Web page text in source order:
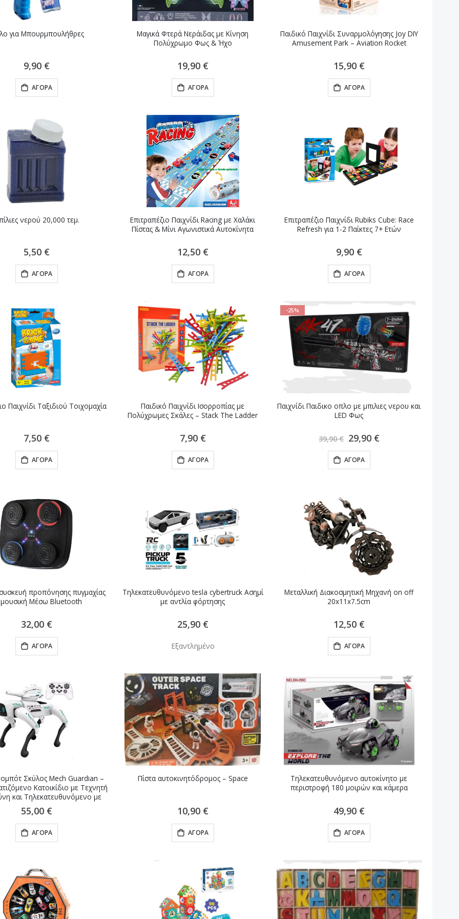
για Μπουρμπουλήθρες
9,90 €
ΑΓΟΡΆ
Μαγικά Φτερά Νεράιδας με Κίνηση
Πολύχρωμο Φως & Ήχο
19,90 €
ΑΓΟΡΆ
Παιδικό Παιχνίδι Συναρμολόγησης Joy DIY
Amusement Park – Aviation Rocket
15,90 €
ΑΓΟΡΆ
νερού 20,000 τεμ.
5,50 €
ΑΓΟΡΆ
Επιτραπέζιο Παιχνίδι Racing με Χαλάκι
Πίστας & Μίνι Αγωνιστικά Αυτοκίνητα
12,50 €
ΑΓΟΡΆ
Επιτραπέζιο Παιχνίδι Rubiks Cube: Race
Refresh για 1-2 Παίκτες 7+ Ετών
9,90 €
ΑΓΟΡΆ
Παιχνίδι Ταξιδιού Τοιχομαχία
7,50 €
ΑΓΟΡΆ
Παιδικό Παιχνίδι Ισορροπίας με
Πολύχρωμες Σκάλες – Stack The Ladder
7,90 €
ΑΓΟΡΆ
-25%
Παιχνίδι Παιδικο οπλο με μπιλιες νερου και
LED Φως
39,90 € Ειδική
Τιμή
29,90 €
ΑΓΟΡΆ
συσκευή προπόνησης πυγμαχίας
Μέσω Bluetooth
32,00 €
ΑΓΟΡΆ
Τηλεκατευθυνόμενο tesla cybertruck Ασημί
με αντλία φόρτησης
25,90 €
Εξαντλημένο
Μεταλλική Διακοσμητική Μηχανή on off
20x11x7.5cm
12,50 €
ΑΓΟΡΆ
Σκύλος Mech Guardian –
Κατοικίδιο με Τεχνητή
και Τηλεκατευθυνόμενο με
Λειτουργία Σκοποβολής
55,00 €
ΑΓΟΡΆ
Πίστα αυτοκινητόδρομος – Space
10,90 €
ΑΓΟΡΆ
Τηλεκατευθυνόμενο αυτοκίνητο με
περιστροφή 180 μοιρών και κάμερα
49,90 €
ΑΓΟΡΆ
Τιμή
βοηθητικος
για ανώδυνη
αποτρίχωση
6,50 € Ειδική
Τιμή
4,90 €